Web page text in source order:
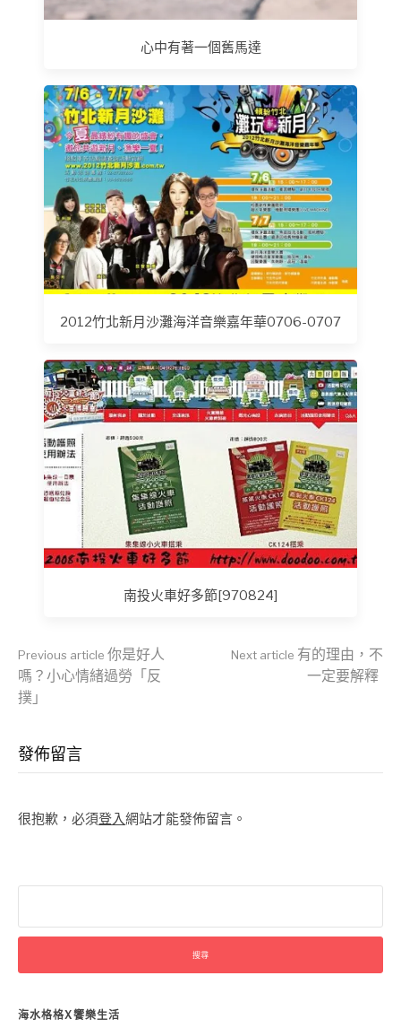
心中有著一個舊馬達
2012竹北新月沙灘海洋音樂嘉年華0706-0707
南投火車好多節[970824]
Continue
Reading
Previous article 你是好人
嗎？小心情緒過勞「反
撲」
Next article 有的理由，不
一定要解釋
發佈留言
很抱歉，必須登入網站才能發佈留言。
關
字:
海水格格X饗樂生活